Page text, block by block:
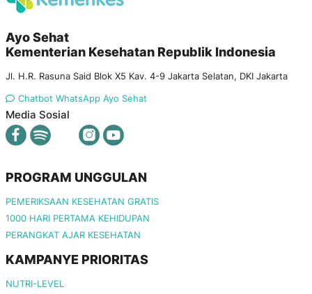
Ayo Sehat
Kementerian Kesehatan Republik Indonesia
Jl. H.R. Rasuna Said Blok X5 Kav. 4-9 Jakarta Selatan, DKI Jakarta
Chatbot WhatsApp Ayo Sehat
Media Sosial
PROGRAM UNGGULAN
PEMERIKSAAN KESEHATAN GRATIS
1000 HARI PERTAMA KEHIDUPAN
PERANGKAT AJAR KESEHATAN
KAMPANYE PRIORITAS
NUTRI-LEVEL